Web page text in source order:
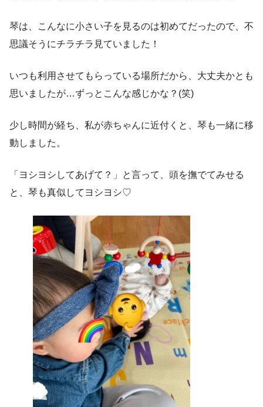
琴は、こんなに小さい子を見るのは初めてだったので、不
思議そうにチラチラ見ていました！
いつも利用させてもらっている場所だから、大丈夫かとも
思いましたが…ずっとこんな感じかな？(笑)
少し時間が経ち、私が赤ちゃんに近付くと、琴も一緒に移
動しました。
「ヨシヨシしてあげて？」と言って、頭を撫でてみせる
と、琴も真似してヨシヨシ♡